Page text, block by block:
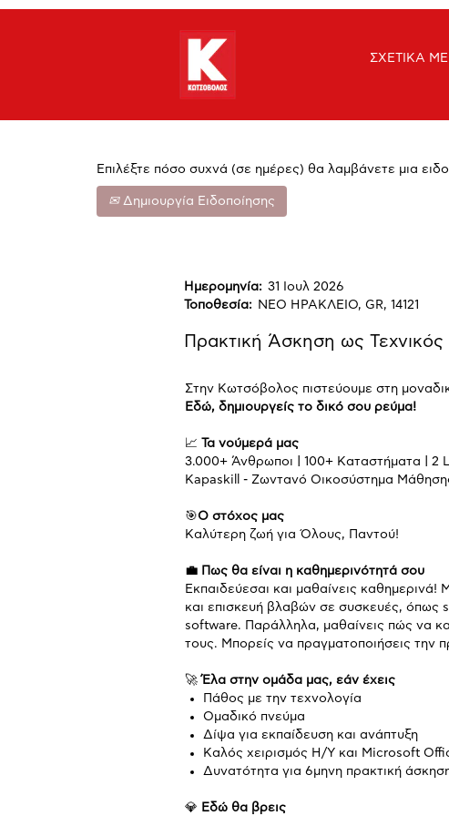
ΣΧΕΤΙΚΑ
Αναζήτηση με λέξη-κλειδί
Εμφάνιση Περισσότερων Επιλογών
Επιλέξτε πόσο συχνά (σε ημέρες) θα λαμβάνετε μια
Δημιουργία Ειδοποίησης
Ημερομηνία: 31 Ιουλ 2026
Τοποθεσία:
ΝΕΟ ΗΡΑΚΛΕΙΟ, GR, 14121
Πρακτική Άσκηση ως
Στην Κωτσόβολος πιστεύουμε στη
Εδώ, δημιουργείς το δικό σου ρεύμα!
📈 Τα νούμερά μας
3.000+ Άνθρωποι | 100+ Καταστήματα | 2
Kapaskill - Ζωντανό Οικοσύστημα
🎯Ο στόχος μας
Καλύτερη ζωή για Όλους, Παντού!
💼 Πως θα είναι η καθημερινότητά σου
Εκπαιδεύεσαι και μαθαίνεις
και επισκευή βλαβών σε συσκευές, όπως
software. Παράλληλα, μαθαίνεις πώς να
τους. Μπορείς να πραγματοποιήσεις την
🚀 Έλα στην ομάδα μας, εάν έχεις
Πάθος με την τεχνολογία
Ομαδικό πνεύμα
Δίψα για εκπαίδευση και ανάπτυξη
Καλός χειρισμός Η/Υ και Microsoft
Δυνατότητα για 6μηνη πρακτική
💎 Εδώ θα βρεις